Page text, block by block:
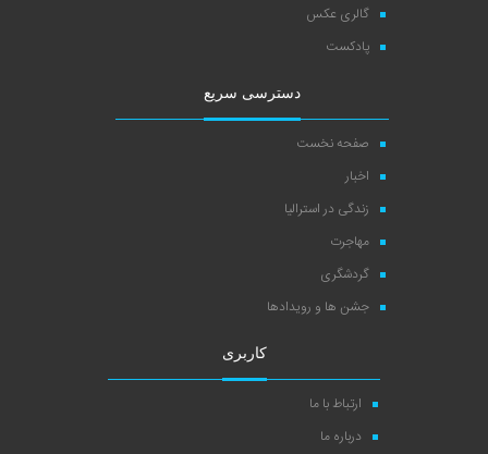
گالری عکس
پادکست
دسترسی سریع
صفحه نخست
اخبار
زندگی در استرالیا
مهاجرت
گردشگری
جشن ها و رویدادها
کاربری
ارتباط با ما
درباره ما